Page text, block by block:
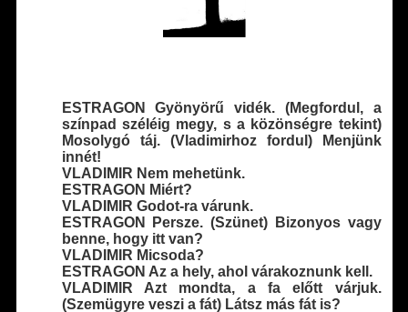
ESTRAGON Gyönyörű vidék. (Megfordul, a
színpad széléig megy, s a közönségre tekint)
Mosolygó táj. (Vladimirhoz fordul) Menjünk
innét!
VLADIMIR Nem mehetünk.
ESTRAGON Miért?
VLADIMIR Godot-ra várunk.
ESTRAGON Persze. (Szünet) Bizonyos vagy
benne, hogy itt van?
VLADIMIR Micsoda?
ESTRAGON Az a hely, ahol várakoznunk kell.
VLADIMIR Azt mondta, a fa előtt várjuk.
(Szemügyre veszi a fát) Látsz más fát is?